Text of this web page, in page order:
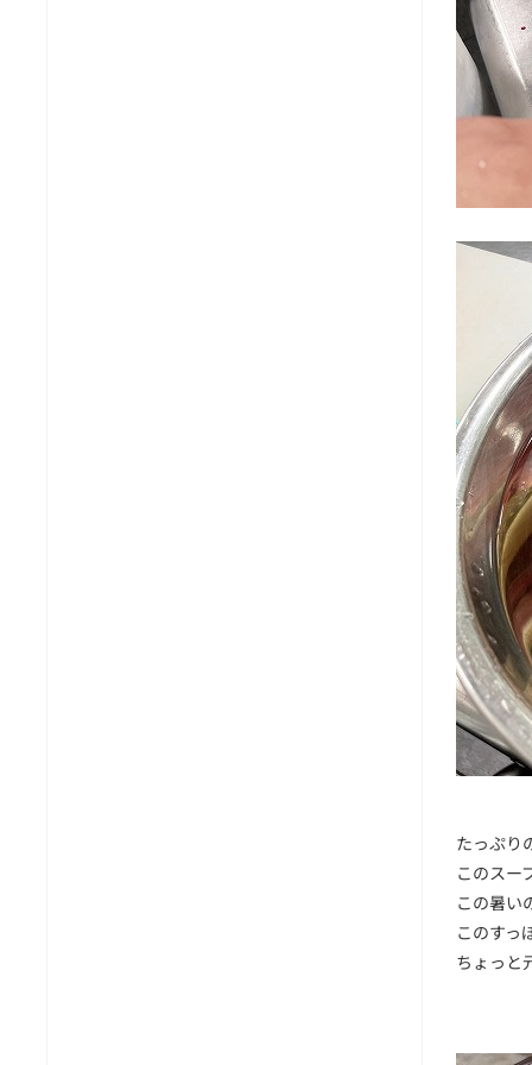
たっぷり
このスー
この暑い
このすっ
ちょっと